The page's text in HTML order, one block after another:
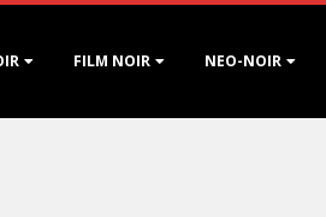
FILM NOIR NEO-NOIR